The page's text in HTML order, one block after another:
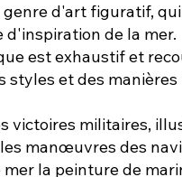
genre d'art figuratif,
d'inspiration de la mer.
est exhaustif et
styles et des
victoires militaires,
manœuvres des
la peinture de